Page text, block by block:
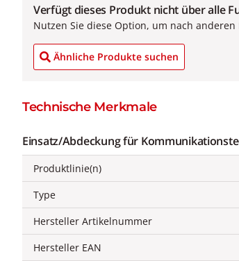
Verfügt dieses Produkt nicht über alle
Nutzen Sie diese Option, um nach
Ähnliche Produkte suchen
Technische Merkmale
Einsatz/Abdeckung für
Produktlinie(n)
Type
Hersteller Artikelnummer
Hersteller EAN